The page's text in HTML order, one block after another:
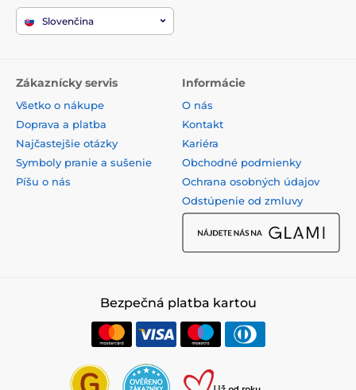
Slovenčina
Zákaznícky servis
Všetko o nákupe
Doprava a platba
Najčastejšie otázky
Symboly pranie a sušenie
Píšu o nás
Informácie
O nás
Kontakt
Kariéra
Obchodné podmienky
Ochrana osobných údajov
Odstúpenie od zmluvy
Bezpečná platba kartou